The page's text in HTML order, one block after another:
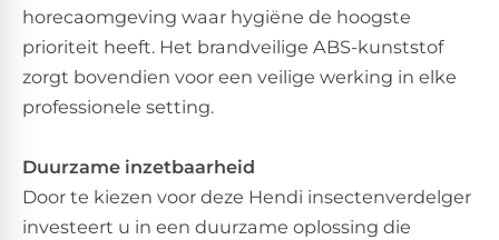
horecaomgeving waar hygiëne de hoogste
prioriteit heeft. Het brandveilige ABS-kunststof
zorgt bovendien voor een veilige werking in elke
professionele setting.
Duurzame inzetbaarheid
Door te kiezen voor deze Hendi insectenverdelger
investeert u in een duurzame oplossing die